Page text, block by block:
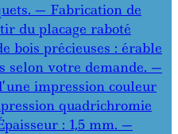
— Fabrication de
du placage raboté
bois précieuses : érable
selon votre demande. —
impression couleur
quadrichromie
: 1,5 mm. —